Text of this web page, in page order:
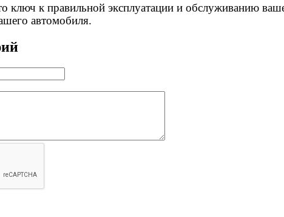
ключ к правильной эксплуатации и обслуживанию
автомобиля.